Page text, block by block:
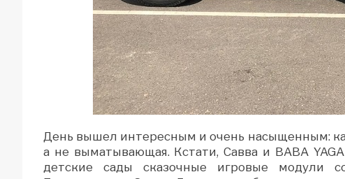
День вышел интересным и очень насыщенным:
а не выматывающая. Кстати, Савва и BABA
детские сады cказочные игровые модули